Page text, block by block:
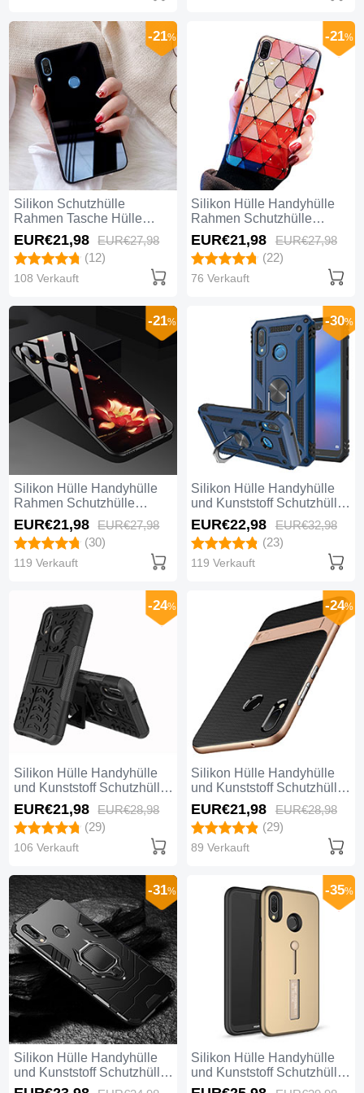
Silikon Schutzhülle
Rahmen Tasche Hülle
Spiegel M02 für Huawei
Nova 3e Schwarz
-21%
EUR€21,98 EUR€27,98
(12)
108 Verkauft
Silikon Hülle Handyhülle
Rahmen Schutzhülle
Spiegel Modisch Muster für
Huawei Nova 3e Bunt
-21%
EUR€21,98 EUR€27,98
(22)
76 Verkauft
Silikon Hülle Handyhülle
Rahmen Schutzhülle
Spiegel Blumen für Huawei
Nova 3e Orange
-21%
EUR€21,98 EUR€27,98
(30)
119 Verkauft
Silikon Hülle Handyhülle
und Kunststoff Schutzhülle
Tasche mit Magnetisch
Ständer für Huawei Nova
3e Blau
-30%
EUR€22,98 EUR€32,98
(23)
119 Verkauft
Silikon Hülle Handyhülle
und Kunststoff Schutzhülle
Tasche mit Ständer A04 für
Huawei Nova 3e Schwarz
-24%
EUR€21,98 EUR€28,98
(29)
106 Verkauft
Silikon Hülle Handyhülle
und Kunststoff Schutzhülle
mit Ständer W01 für
Huawei Nova 3e Gold und
Schwarz
-24%
EUR€21,98 EUR€28,98
(29)
89 Verkauft
Silikon Hülle Handyhülle
und Kunststoff Schutzhülle
Tasche mit Ständer A03 für
-31%
Silikon Hülle Handyhülle
und Kunststoff Schutzhülle
Tasche mit Ständer A01 für
-35%